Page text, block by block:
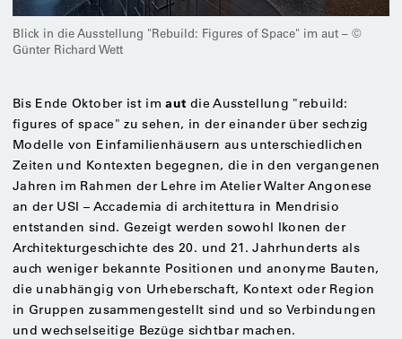
Blick in die Ausstellung "Rebuild: Figures of Space" im aut – ©
Günter Richard Wett
Bis Ende Oktober ist imautdie Ausstellung "rebuild:
figures of space" zu sehen, in der einander über sechzig
Modelle von Einfamilienhäusern aus unterschiedlichen
Zeiten und Kontexten begegnen, die in den vergangenen
Jahren im Rahmen der Lehre im Atelier Walter Angonese
an der USI – Accademia di architettura in Mendrisio
entstanden sind. Gezeigt werden sowohl Ikonen der
Architekturgeschichte des 20. und 21. Jahrhunderts als
auch weniger bekannte Positionen und anonyme Bauten,
die unabhängig von Urheberschaft, Kontext oder Region
in Gruppen zusammengestellt sind und so Verbindungen
und wechselseitige Bezüge sichtbar machen.